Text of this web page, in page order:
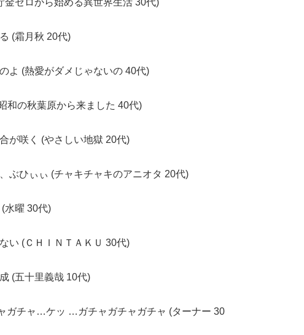
金ゼロから始める異世界生活 30代)
(霜月秋 20代)
よ (熱愛がダメじゃないの 40代)
和の秋葉原から来ました 40代)
が咲く (やさしい地獄 20代)
ぶひぃぃ (チャキチャキのアニオタ 20代)
水曜 30代)
い (ＣＨＩＮＴＡＫＵ 30代)
(五十里義哉 10代)
ガチャ…ケッ …ガチャガチャガチャ (ターナー 30